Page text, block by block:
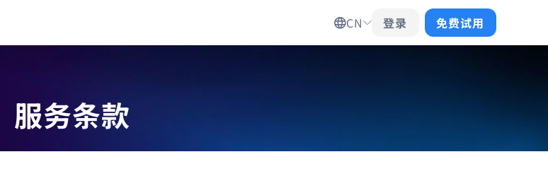
CN 登录 免费试用
服务条款